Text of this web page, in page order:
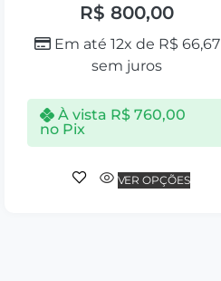
R$ 800,00
Em até 12x de R$ 66,67
sem juros
À vista R$760,00
no Pix
VER OPÇÕES